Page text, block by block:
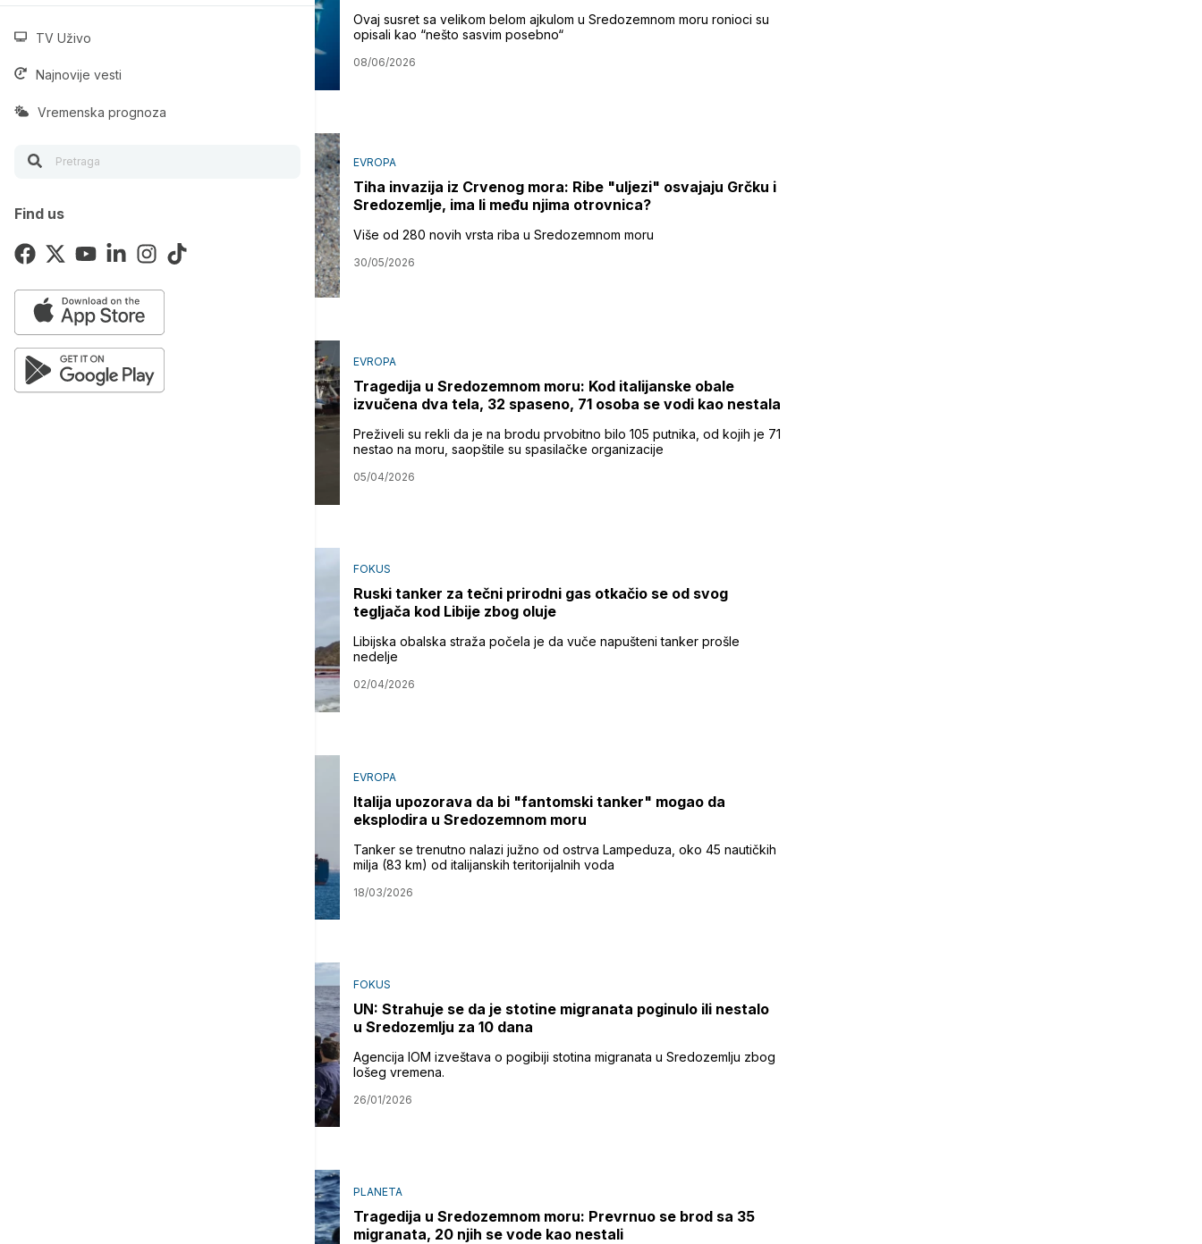
TV Uživo
Najnovije vesti
Vremenska prognoza
Find us
Ovaj susret sa velikom belom ajkulom u Sredozemnom moru ronioci su
opisali kao “nešto sasvim posebno“
08/06/2026
EVROPA
Tiha invazija iz Crvenog mora: Ribe "uljezi" osvajaju Grčku i
Sredozemlje, ima li među njima otrovnica?
Više od 280 novih vrsta riba u Sredozemnom moru
30/05/2026
EVROPA
Tragedija u Sredozemnom moru: Kod italijanske obale
izvučena dva tela, 32 spaseno, 71 osoba se vodi kao nestala
Preživeli su rekli da je na brodu prvobitno bilo 105 putnika, od kojih je 71
nestao na moru, saopštile su spasilačke organizacije
05/04/2026
FOKUS
Ruski tanker za tečni prirodni gas otkačio se od svog
tegljača kod Libije zbog oluje
Libijska obalska straža počela je da vuče napušteni tanker prošle
nedelje
02/04/2026
EVROPA
Italija upozorava da bi "fantomski tanker" mogao da
eksplodira u Sredozemnom moru
Tanker se trenutno nalazi južno od ostrva Lampeduza, oko 45 nautičkih
milja (83 km) od italijanskih teritorijalnih voda
18/03/2026
FOKUS
UN: Strahuje se da je stotine migranata poginulo ili nestalo
u Sredozemlju za 10 dana
Agencija IOM izveštava o pogibiji stotina migranata u Sredozemlju zbog
lošeg vremena.
26/01/2026
PLANETA
Tragedija u Sredozemnom moru: Prevrnuo se brod sa 35
migranata, 20 njih se vode kao nestali